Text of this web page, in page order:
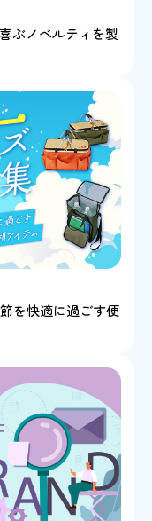
ぶノベルティを製
を快適に過ごす便